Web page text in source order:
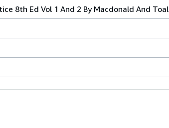
8th Ed Vol 1 And 2 By Macdonald And Toal